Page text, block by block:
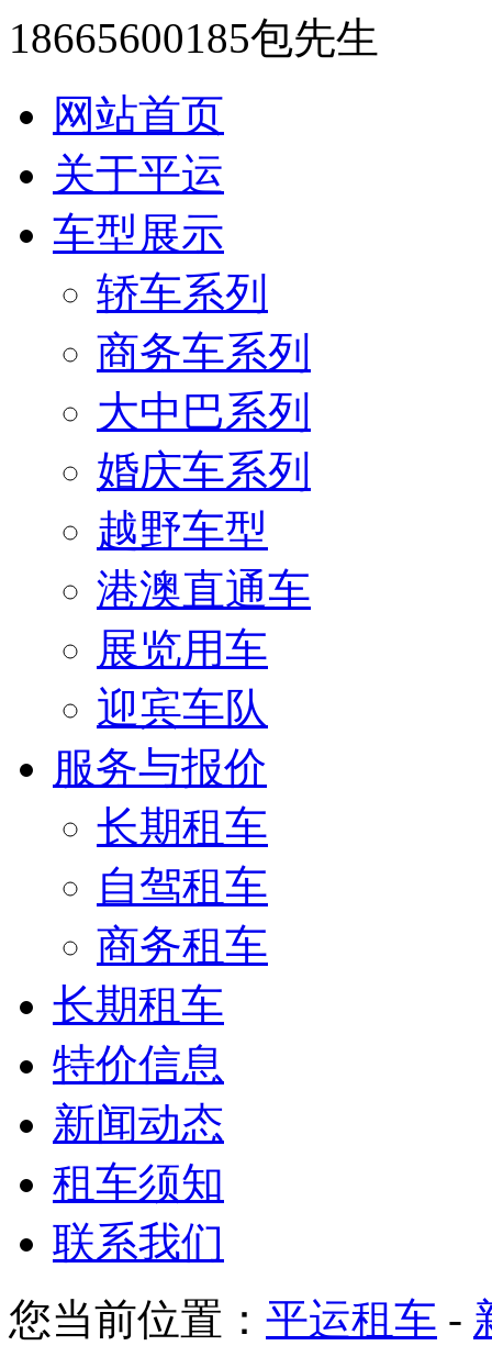
18665600185包先生
网站首页
关于平运
车型展示
轿车系列
商务车系列
大中巴系列
婚庆车系列
越野车型
港澳直通车
展览用车
迎宾车队
服务与报价
长期租车
自驾租车
商务租车
长期租车
特价信息
新闻动态
租车须知
联系我们
您当前位置： 平运租车 -